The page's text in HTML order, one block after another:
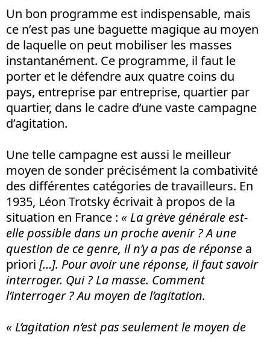
Un bon programme est indispensable, mais
ce n’est pas une baguette magique au moyen
de laquelle on peut mobiliser les masses
instantanément. Ce programme, il faut le
porter et le défendre aux quatre coins du
pays, entreprise par entreprise, quartier par
quartier, dans le cadre d’une vaste campagne
d’agitation.
Une telle campagne est aussi le meilleur
moyen de sonder précisément la combativité
des différentes catégories de travailleurs. En
1935, Léon Trotsky écrivait à propos de la
situation en France : « La grève générale est-
elle possible dans un proche avenir ? A une
question de ce genre, il n’y a pas de réponse a
priori […]. Pour avoir une réponse, il faut savoir
interroger. Qui ? La masse. Comment
l’interroger ? Au moyen de l’agitation.
« L’agitation n’est pas seulement le moyen de